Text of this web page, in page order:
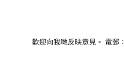
歡迎向我哋反映意見。 電郵：